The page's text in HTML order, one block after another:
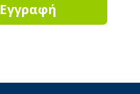
Εγγραφή